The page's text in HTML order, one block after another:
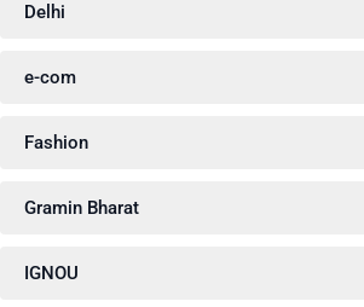
Delhi
e-com
Fashion
Gramin Bharat
IGNOU